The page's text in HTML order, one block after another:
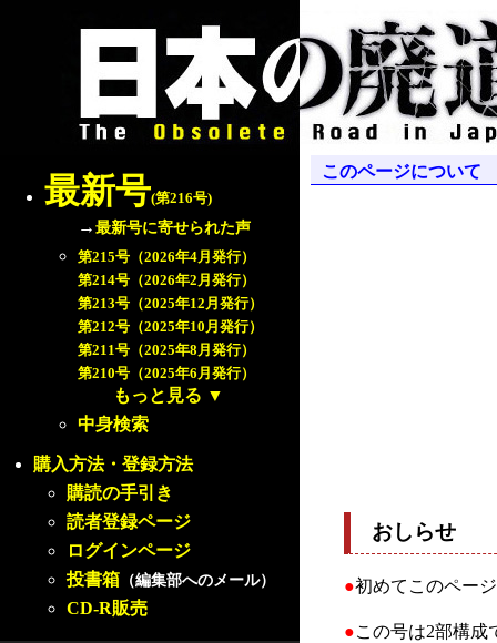
最新号(第216号)
→最新号に寄せられた声
第215号（2026年4月発行）
第214号（2026年2月発行）
第213号（2025年12月発行）
第212号（2025年10月発行）
第211号（2025年8月発行）
第210号（2025年6月発行）
もっと見る ▼
中身検索
購入方法・登録方法
購読の手引き
読者登録ページ
ログインページ
投書箱 （編集部へのメール）
CD-R販売
このページについて
おしらせ
●初めてこのペー
●この号は2部構成